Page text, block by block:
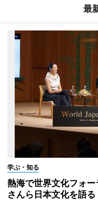
最
学ぶ・知る
熱海で世界文化フォ
さんら日本文化を語る